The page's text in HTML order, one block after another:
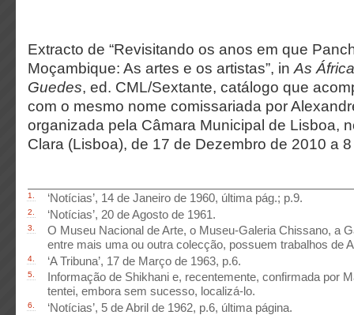
Extracto de “Revisitando os anos em que
Moçambique: As artes e os artistas”, in As
Guedes, ed. CML/Sextante, catálogo que
com o mesmo nome comissariada por
organizada pela Câmara Municipal de Lisboa,
Clara (Lisboa), de 17 de Dezembro de 2010 a
1. ‘Notícias’, 14 de Janeiro de 1960, última pág.; p.9.
2. ‘Notícias’, 20 de Agosto de 1961.
3.
O Museu Nacional de Arte, o Museu-Galeria Chissano, a
entre mais uma ou outra colecção, possuem trabalhos de
4. ‘A Tribuna’, 17 de Março de 1963, p.6.
5.
Informação de Shikhani e, recentemente, confirmada por
tentei, embora sem sucesso, localizá-lo.
6. ‘Notícias’, 5 de Abril de 1962, p.6, última página.